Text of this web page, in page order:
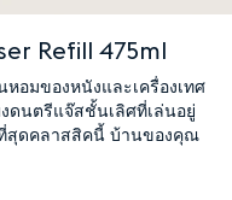
Refill 475ml
อมของหนังและเครื่องเทศ
ดนตรีแจ๊สชั้นเลิศที่เล่นอยู่
สุดคลาสสิคนี้ บ้านของคุณ